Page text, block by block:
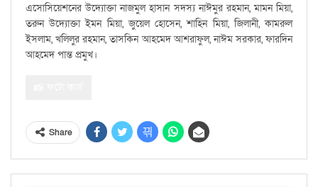
এসোসিয়েশনের উদ্যোক্তা নাজমুল হাসান সদস্য নাঈমুর রহমান, মামন মিয়া,
তরুন উদ্যোক্তা ইমন মিয়া, জুয়েল হোসেন, শাহিন মিয়া, জিলানী, কামরুল
ইসলাম, খলিলুর রহমান, তাসকিন আহমেদ আশরাফুল, নাঈম সরকার, ফারদিন
আহমেদ পান্ত প্রমুখ।
Share